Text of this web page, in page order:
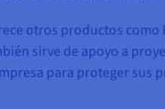
otros productos como
sirve de apoyo a
para proteger sus